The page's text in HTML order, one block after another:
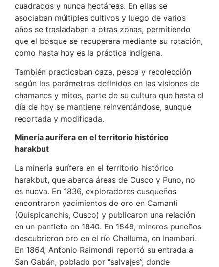
cuadrados y nunca hectáreas. En ellas se
asociaban múltiples cultivos y luego de varios
años se trasladaban a otras zonas, permitiendo
que el bosque se recuperara mediante su rotación,
como hasta hoy es la práctica indígena.
También practicaban caza, pesca y recolección
según los parámetros definidos en las visiones de
chamanes y mitos, parte de su cultura que hasta el
día de hoy se mantiene reinventándose, aunque
recortada y modificada.
Minería aurífera en el territorio histórico
harakbut
La minería aurífera en el territorio histórico
harakbut, que abarca áreas de Cusco y Puno, no
es nueva. En 1836, exploradores cusqueños
encontraron yacimientos de oro en Camanti
(Quispicanchis, Cusco) y publicaron una relación
en un panfleto en 1840. En 1849, mineros puneños
descubrieron oro en el río Challuma, en Inambari.
En 1864, Antonio Raimondi reportó su entrada a
San Gabán, poblado por “salvajes”, donde